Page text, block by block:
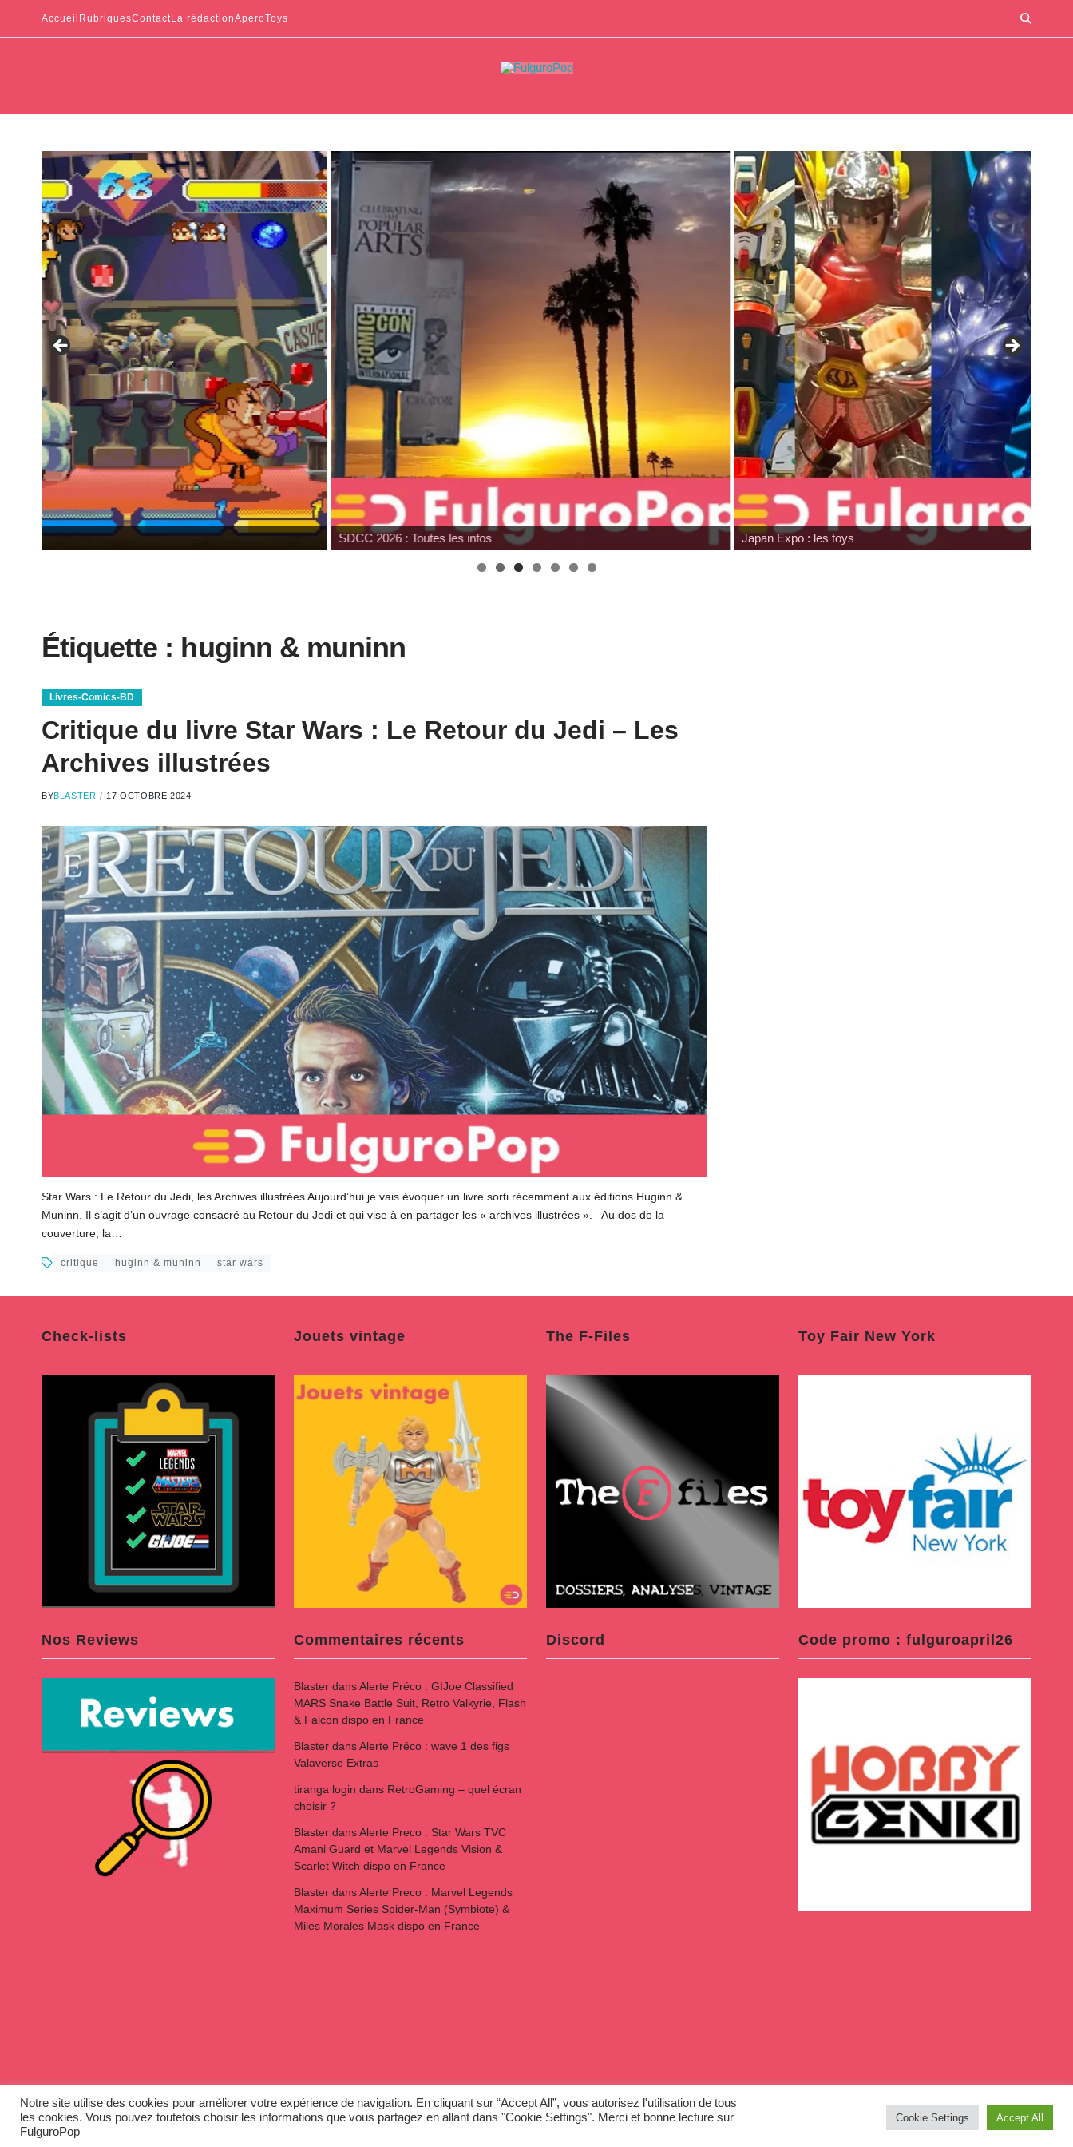
Accueil RubriquesContactLa rédactionApéroToys
SDCC 2026 : Toutes les infos Japan Expo : les toys
Hommage à Sam Neill
Étiquette : huginn & muninn
Livres-Comics-BD
Critique du livre Star Wars : Le Retour du Jedi – Les
Archives illustrées
BYBLASTER 17 OCTOBRE 2024
Star Wars : Le Retour du Jedi, les Archives illustrées Aujourd’hui je vais évoquer un livre sorti récemment aux éditions Huginn &
Muninn. Il s’agit d’un ouvrage consacré au Retour du Jedi et qui vise à en partager les « archives illustrées ». Au dos de la
couverture, la…
critique huginn & muninn star wars
Check-lists
Nos Reviews
Jouets vintage
Commentaires récents
Blaster dansAlerte Préco : GIJoe Classified
MARS Snake Battle Suit, Retro Valkyrie, Flash
& Falcon dispo en France
Blaster dansAlerte Préco : wave 1 des figs
Valaverse Extras
tiranga login dans RetroGaming – quel écran
choisir ?
Blaster dansAlerte Preco : Star Wars TVC
Amani Guard et Marvel Legends Vision &
Scarlet Witch dispo en France
Blaster dansAlerte Preco : Marvel Legends
Maximum Series Spider-Man (Symbiote) &
Miles Morales Mask dispo en France
The F-Files
Discord
Toy Fair New York
Code promo : fulguroapril26
Copyright © 2026
Notre site utilise des cookies pour améliorer votre expérience de navigation. En cliquant sur “Accept All”, vous autorisez l'utilisation de tous
les cookies. Vous pouvez toutefois choisir les informations que vous partagez en allant dans "Cookie Settings". Merci et bonne lecture sur
FulguroPop
Cookie Settings Accept All